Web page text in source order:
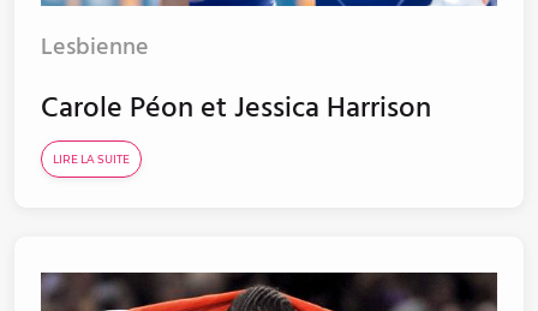
Lesbienne
Carole Péon et Jessica Harrison
LIRE LA SUITE